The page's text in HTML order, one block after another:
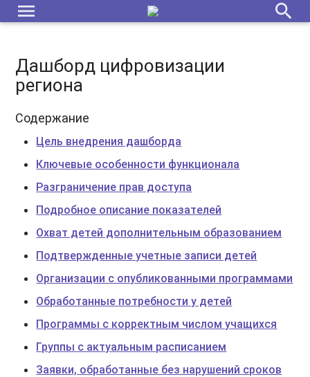
menu search
Дашборд цифровизации
региона
Содержание
Цель внедрения дашборда
Ключевые особенности функционала
Разграничение прав доступа
Подробное описание показателей
Охват детей дополнительным образованием
Подтвержденные учетные записи детей
Организации с опубликованными программами
Обработанные потребности у детей
Программы с корректным числом учащихся
Группы с актуальным расписанием
Заявки, обработанные без нарушений сроков